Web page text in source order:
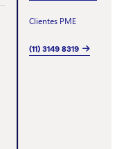
Clientes PME
(11) 3149 8319